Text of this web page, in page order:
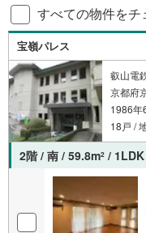
すべての物件をチ
宝嶺パレス
叡山電
京都府
1986年
18戸 /
2階 / 南 / 59.8m2 / 1LDK